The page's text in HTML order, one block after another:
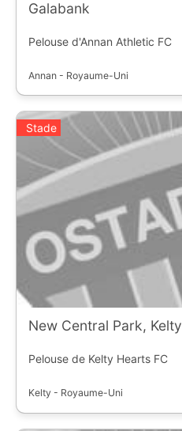
Galabank
Pelouse d'Annan Athletic FC
Annan - Royaume-Uni
Stade
New Central Park, Kelty
Pelouse de Kelty Hearts FC
Kelty - Royaume-Uni